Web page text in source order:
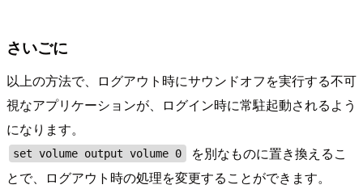
さいごに
以上の方法で、ログアウト時にサウンドオフを実行する不可
視なアプリケーションが、ログイン時に常駐起動されるよう
になります。
set volume output volume 0
を別なものに置き換えるこ
とで、ログアウト時の処理を変更することができます。